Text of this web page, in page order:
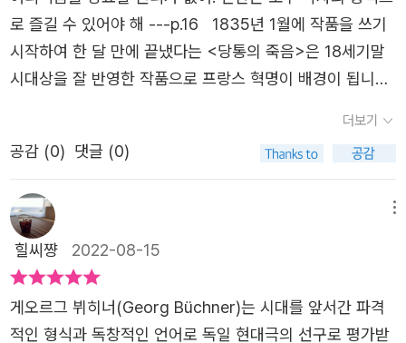
이란 인간을 사랑함으로써 각 개체의 고유한 본질을 파고드
는 것. 작가는 렌츠를 통해 진실한 내면 즉, 자신의 진정한
욕구가 무엇인지를 스스로 들여다보지 않은 채 시류에 떠밀
려 위를 향해 끝없이 달리기만 하는 우리의 모습을 얘기한
다. 소설의 마지막에서 렌츠에게 있어 실존은 어쩔 수 없는
짐이며, 그는 그렇게 살아갔다는 말이 너무나 외롭고 공허하
게 느껴진다. ㅡ [헤센 지방의 전령]은 정치적 선전물로 쓴
뷔히너의 글이다. 이 전단지에서 뷔히너는 귀족들의 삶은 기
나긴 일요일이라고 표현하면서 그들이 농민과 시민을 벌레
같은 족속으로 여긴다고 일갈한다. 겉으로는 고상한 척 연기
하지만 폭정을 일삼으며 농민을 착취하고 있음을 실질적인
수치로 나타내 보여준다. 국가는 곧 만인이다. 국가의 질서
너 전집>을 추천하고 싶다.
의 삶. 과연 어떻게 그려질까? 보이체크 또한 미완성 희곡으
로 읽는 재미가 시간 가는 줄 모르게 재미지다. 마리 그녀에
게 남편은 그저 인색하기만 하고... ​그런 마리에게 나타난 또
부에게 앞으로 어떤 일들이 펼쳐질까? 보이체크 그에게 점
점 다가오는 어두운 그림자들... 군의관들과 마리와의 인연은
곧 악연이 되고 그 악연은 이제 보이체크의 인생마저 흔들리
게 하는데...뷔히너 작품을 읽다 보면 작가의 세계관이 보인
다. 어쩌면 그뿐만이 아닐지도... 그래서 고전을 사랑하는 이
유가 이것이다. 그만의 작품세계 그 시대적 상황들. 그것을
모두 알 수 있는 것 그것이 야마로 내가 이 책을 읽는 또 다
른 이유이다.
연'의 작품들을 다루고 있다. 개인적으로는 정치적, 철학적
인 요소들을 각각의 작품들에서 짙은 색으로 드러나고 있음
을 알 수 있었다. 책에서 다루고 있는 작품들 중에 <당통의
는다. <당통의 죽음>은 '혁명'이라는 목표를 가졌으나 두 당
파 간의 충돌을 다루고 있다. 에베르파와 당통파는 두 진영
의 군대처럼 두 패로 나뉘어 있지만 좇는 목표는 동일하다.
에베르파의 로베스피에르는 당통파가 민중의 입법자라면서
악덕과 사치가 예전의 고관대작들에 뒤지지 않으니 민중의
수탈자라고 비판한다. 또한, 당통은 더 이상 사람을 죽이는
일을 그만하고 싶으나 로베스피에르는 혁명을 절반 밖에 완
수하지 못했으며 악덕은 처벌되어야 하고 미덕은 공포로 실
로 즐길 수 있어야 해 ---p.16 1835년 1월에 작품을 쓰기
시작하여 한 달 만에 끝냈다는 <당통의 죽음>은 18세기말
시대상을 잘 반영한 작품으로 프랑스 혁명이 배경이 됩니다.
인 어려움 속에 혁명 지도자 동지였던 당통과 로베스피에르
의 갈등이 잘 표현되어 있는 극작품입니다. 시대를 앞서간
뷔히너상〉은 현재 독일어권에서 가장 권위 있는 문학상으로
알려져 있습니다. 스물세 살에 요절한 비운의 작가가 남긴
작품은 단 네편 뿐이지만 독일 문학사에 강렬한 흔적을 남겼
다는 평을 받고 있습니다. 어느 나라나 진영은 나뉘게 되어
있습니다. 에베르파와 당통파 이들은 깃발의 색깔도 다르고
더보기
공감 (0) 댓글 (0)
힐씨쨩 2022-08-15
게오르그 뷔히너(Georg Büchner)는 시대를 앞서간 파격
적인 형식과 독창적인 언어로 독일 현대극의 선구로 평가받